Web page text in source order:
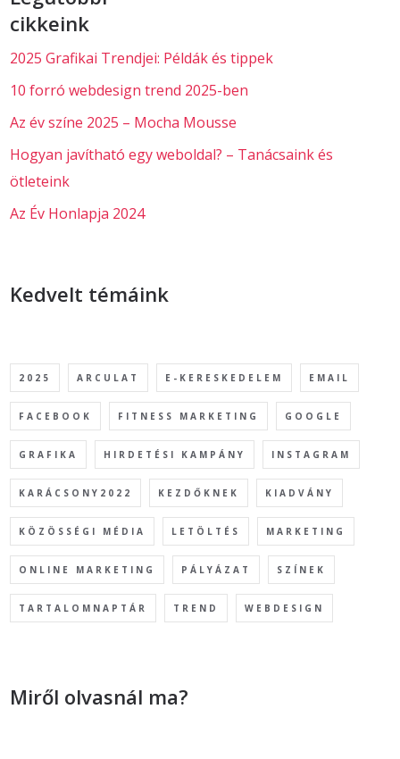
cikkeink
2025 Grafikai Trendjei: Példák és tippek
10 forró webdesign trend 2025-ben
Az év színe 2025 – Mocha Mousse
Hogyan javítható egy weboldal? – Tanácsaink és
ötleteink
Az Év Honlapja 2024
Kedvelt témáink
2025 ARCULAT E-KERESKEDELEM EMAIL
FACEBOOK FITNESS MARKETING GOOGLE
GRAFIKA HIRDETÉSI KAMPÁNY INSTAGRAM
KARÁCSONY2022 KEZDŐKNEK KIADVÁNY
KÖZÖSSÉGI MÉDIA LETÖLTÉS MARKETING
ONLINE MARKETING PÁLYÁZAT SZÍNEK
TARTALOMNAPTÁR TREND WEBDESIGN
Miről olvasnál ma?